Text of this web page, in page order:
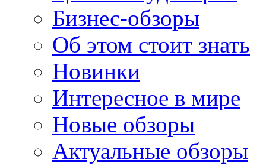
Бизнес-обзоры
Об этом стоит знать
Новинки
Интересное в мире
Новые обзоры
Актуальные обзоры